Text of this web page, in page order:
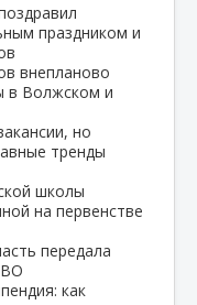
праздником и
внепланово
в Волжском и
но
тренды
школы
на первенстве
передала
как